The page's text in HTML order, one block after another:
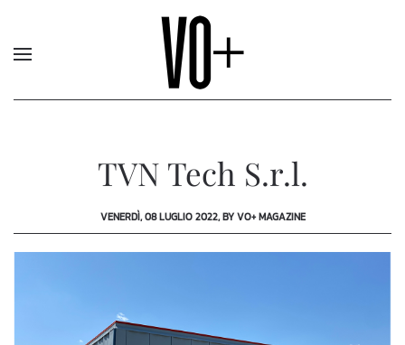
TVN Tech S.r.l.
VENERDÌ, 08 LUGLIO 2022, BY VO+ MAGAZINE